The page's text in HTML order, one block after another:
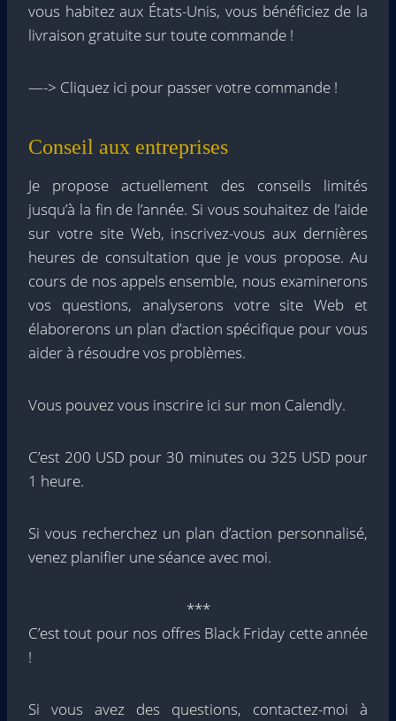
vous habitez aux États-Unis, vous bénéficiez de la
livraison gratuite sur toute commande !
—-> Cliquez ici pour passer votre commande !
Conseil aux entreprises
Je propose actuellement des conseils limités
jusqu’à la fin de l’année. Si vous souhaitez de l’aide
sur votre site Web, inscrivez-vous aux dernières
heures de consultation que je vous propose. Au
cours de nos appels ensemble, nous examinerons
vos questions, analyserons votre site Web et
élaborerons un plan d’action spécifique pour vous
aider à résoudre vos problèmes.
Vous pouvez vous inscrire ici sur mon Calendly.
C’est 200 USD pour 30 minutes ou 325 USD pour
1 heure.
Si vous recherchez un plan d’action personnalisé,
venez planifier une séance avec moi.
***
C’est tout pour nos offres Black Friday cette année
!
Si vous avez des questions, contactez-moi à